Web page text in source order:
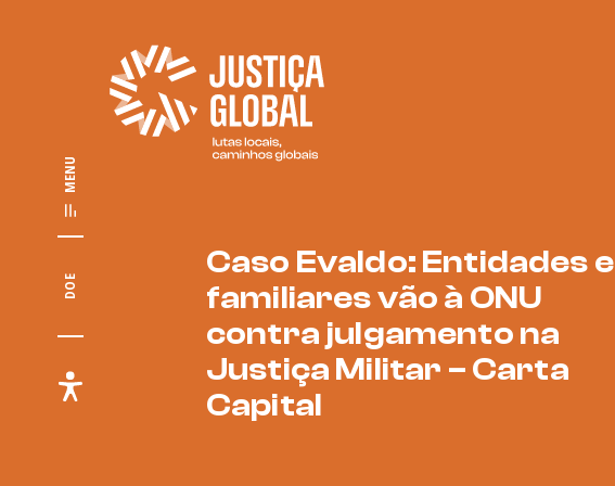
MENU
DOE
Caso Evaldo: Entidades e
familiares vão à ONU
contra julgamento na
Justiça Militar – Carta
Capital